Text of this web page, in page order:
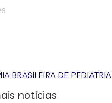
BRASILEIRA DE PEDIATRIA
notícias